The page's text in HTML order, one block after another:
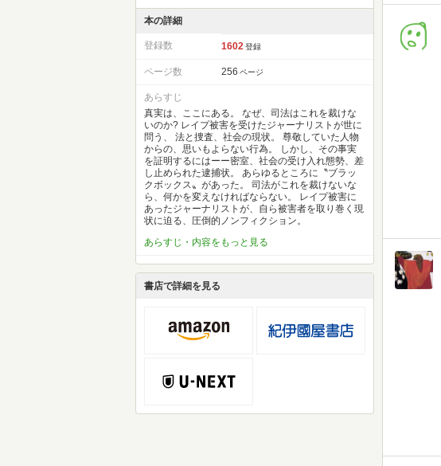
本の詳細
登録数 1602 登録
ページ数 256 ページ
あらすじ
真実は、ここにある。 なぜ、司法はこれを裁けな
いのか? レイプ被害を受けたジャーナリストが世に
問う、 法と捜査、社会の現状。 尊敬していた人物
からの、思いもよらない行為。 しかし、その事実
を証明するにはーー密室、社会の受け入れ態勢、差
し止められた逮捕状。 あらゆるところに〝ブラッ
クボックス〟があった。 司法がこれを裁けないな
ら、何かを変えなければならない。 レイプ被害に
あったジャーナリストが、自ら被害者を取り巻く現
状に迫る、圧倒的ノンフィクション。
あらすじ・内容をもっと見る
書店で詳細を見る